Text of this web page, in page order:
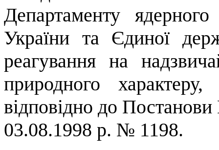
Департаменту
України та Єдиної
реагування на
природного
відповідно до Постанови
03.08.1998 р. № 1198.